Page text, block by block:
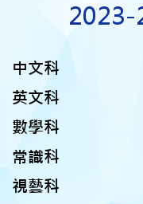
2023-
中文科
英文科
數學科
常識科
視藝科